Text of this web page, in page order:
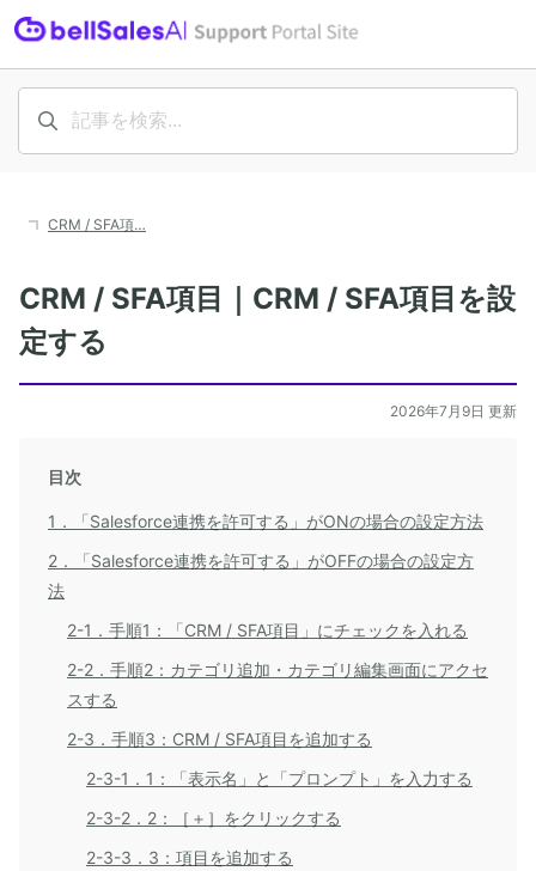
CRM / SFA項…
CRM / SFA項目｜CRM / SFA項目を設
定する
2026年7月9日 更新
目次
1．「Salesforce連携を許可する」がONの場合の設定方法
2．「Salesforce連携を許可する」がOFFの場合の設定方
法
2-1．手順1：「CRM / SFA項目」にチェックを入れる
2-2．手順2：カテゴリ追加・カテゴリ編集画面にアクセ
スする
2-3．手順3：CRM / SFA項目を追加する
2-3-1．1：「表示名」と「プロンプト」を入力する
2-3-2．2：［＋］をクリックする
2-3-3．3：項目を追加する